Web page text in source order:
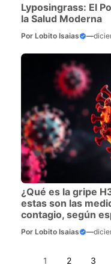
Lyposingrass: El
la Salud Moderna
Por Lobito Isaias —
¿Qué es la gripe
estas son las
contagio, según
Por Lobito Isaias —
1 2 3